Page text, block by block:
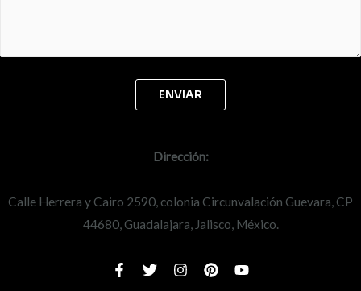
Dirección:
Calle Herrera y Cairo 2590, colonia Circunvalación Guevara, CP
44680, Guadalajara, Jalisco, México.